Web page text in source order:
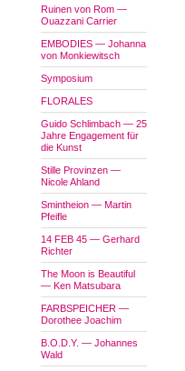
Ruinen von Rom —
Ouazzani Carrier
EMBODIES — Johanna
von Monkiewitsch
Symposium
FLORALES
Guido Schlimbach — 25
Jahre Engagement für
die Kunst
Stille Provinzen —
Nicole Ahland
Smintheion — Martin
Pfeifle
14 FEB 45 — Gerhard
Richter
The Moon is Beautiful
— Ken Matsubara
FARBSPEICHER —
Dorothee Joachim
B.O.D.Y. — Johannes
Wald